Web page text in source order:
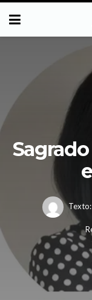
Texto: